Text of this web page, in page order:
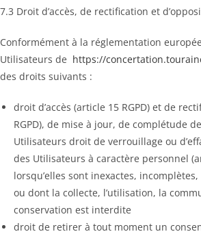
7.3 Droit d’accès, de rectification et
Conformément à la réglementation
Utilisateurs de https://
des droits suivants :
droit d’accès (article 15 RGPD) et de
RGPD), de mise à jour, de complétude
Utilisateurs droit de verrouillage ou
des Utilisateurs à caractère personnel
lorsqu’elles sont inexactes,
ou dont la collecte, l’utilisation, la
conservation est interdite
droit de retirer à tout moment un